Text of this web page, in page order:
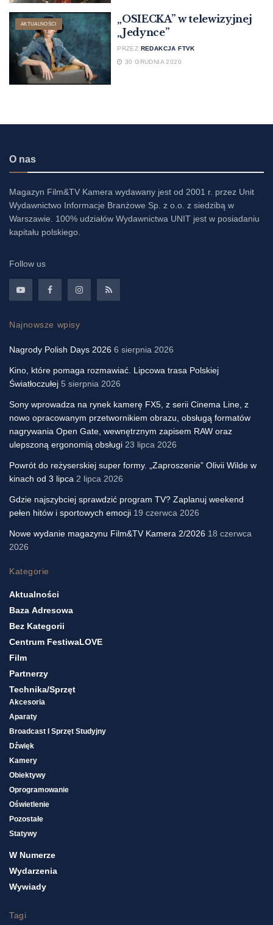
AKTUALNOŚCI
„OSIECKA” w telewizyjnej
„Jedynce”
PRZEZ REDAKCJA FTVK
30 GRUDNIA 2020
O nas
Magazyn Film&TV Kamera wydawany jest od 2001 r. przez Unit
Wydawnictwo Informacje Branżowe Sp. z o.o. z siedzibą w
Warszawie. 100% udziałów Wydawnictwa UNIT jest w posiadaniu
kapitału polskiego.
Follow us
Najnowsze wpisy
Nagrody Polish Days 2026 6 sierpnia 2026
Kino, które pomaga rozmawiać. Lipcowa trasa Polskiej
Światłoczułej 5 sierpnia 2026
Sony wprowadza na rynek kamerę FX5, z serii Cinema Line, z
nowo opracowanym przetwornikiem obrazu, obsługą formatów
nagrywania Open Gate, wewnętrznym zapisem RAW oraz
ulepszoną ergonomią obsługi 23 lipca 2026
Powrót do reżyserskiej super formy. „Zaproszenie” Olivii Wilde w
kinach od 3 lipca 2 lipca 2026
Gdzie najszybciej sprawdzić program TV? Zaplanuj weekend
pełen hitów i sportowych emocji 19 czerwca 2026
Nowe wydanie magazynu Film&TV Kamera 2/2026 18 czerwca
2026
Kategorie
Aktualności
Baza Adresowa
Bez Kategorii
Centrum FestiwaLOVE
Film
Partnerzy
Technika/sprzęt
Akcesoria
Aparaty
Broadcast I Sprzęt Studyjny
Dźwięk
Kamery
Obiektywy
Oprogramowanie
Oświetlenie
Pozostałe
Statywy
W Numerze
Wydarzenia
Wywiady
Tagi